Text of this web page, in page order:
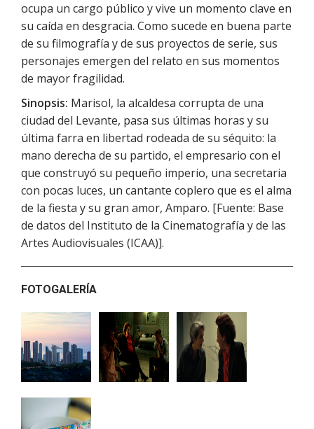
ocupa un cargo público y vive un momento clave en
su caída en desgracia. Como sucede en buena parte
de su filmografía y de sus proyectos de serie, sus
personajes emergen del relato en sus momentos
de mayor fragilidad.
Sinopsis: Marisol, la alcaldesa corrupta de una
ciudad del Levante, pasa sus últimas horas y su
última farra en libertad rodeada de su séquito: la
mano derecha de su partido, el empresario con el
que construyó su pequeño imperio, una secretaria
con pocas luces, un cantante coplero que es el alma
de la fiesta y su gran amor, Amparo. [Fuente: Base
de datos del Instituto de la Cinematografía y de las
Artes Audiovisuales (ICAA)].
FOTOGALERÍA